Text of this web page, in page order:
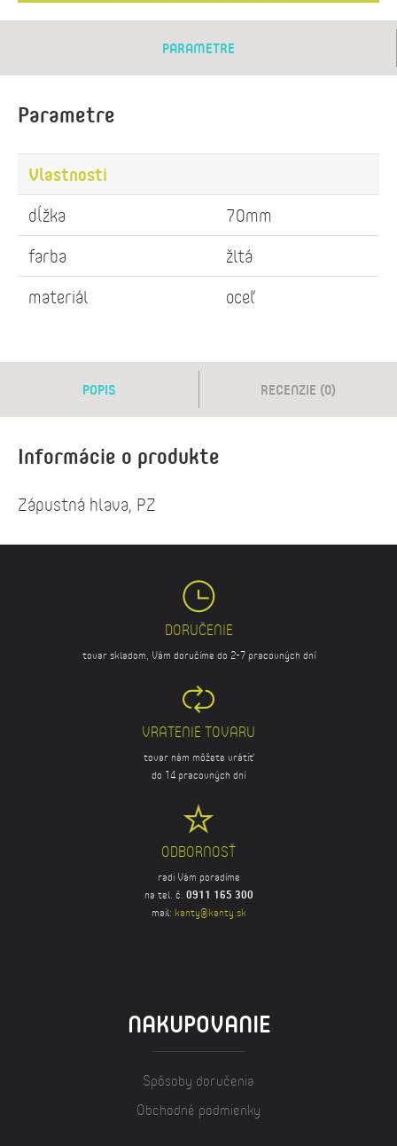
PARAMETRE
Parametre
Vlastnosti
dĺžka
70mm
farba
žltá
materiál
oceľ
POPIS RECENZIE (0)
Informácie o produkte
Zápustná hlava, PZ
DORUČENIE
tovar skladom, Vám doručíme do 2-7 pracovných dní
VRATENIE TOVARU
tovar nám môžete vrátiť
do 14 pracovných dní
ODBORNOSŤ
radi Vám poradíme
na tel. č. 0911 165 300
mail: kanty@kanty.sk
NAKUPOVANIE
Spôsoby doručenia
Obchodné podmienky